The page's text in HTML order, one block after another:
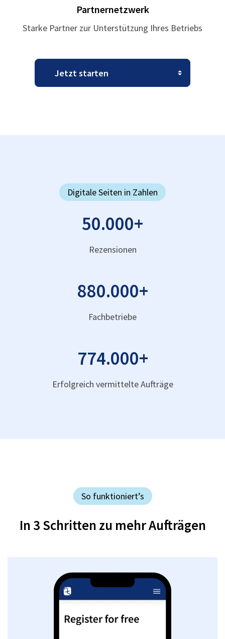
Partnernetzwerk
Starke Partner zur Unterstützung Ihres Betriebs
Digitale Seiten in Zahlen
50.000+
Rezensionen
880.000+
Fachbetriebe
774.000+
Erfolgreich vermittelte Aufträge
So funktioniert’s
In 3 Schritten zu mehr Aufträgen